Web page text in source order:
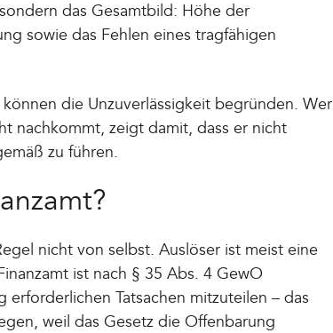
das Gesamtbild: Höhe der
sowie das Fehlen eines tragfähigen
die Unzuverlässigkeit begründen. Wer
nachkommt, zeigt damit, dass er nicht
zu führen.
nicht von selbst. Auslöser ist meist eine
ist nach § 35 Abs. 4 GewO
Tatsachen mitzuteilen – das
weil das Gesetz die Offenbarung